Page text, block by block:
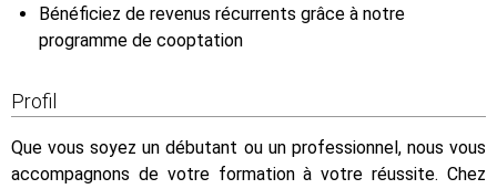
Bénéficiez de revenus récurrents grâce à notre
programme de cooptation
Profil
Que vous soyez un débutant ou un professionnel, nous vous
accompagnons de votre formation à votre réussite. Chez